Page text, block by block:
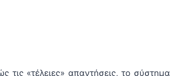
τις «τέλειες» απαντήσεις, το σύστημα